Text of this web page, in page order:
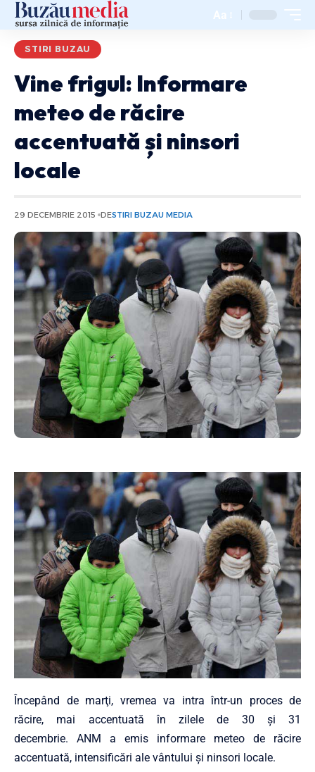
Aa
STIRI BUZAU
Vine frigul: Informare
meteo de răcire
accentuată și ninsori
locale
29 DECEMBRIE 2015 DESTIRI BUZAU MEDIA
Începând de marţi, vremea va intra într-un proces de
răcire, mai accentuată în zilele de 30 şi 31
decembrie. ANM a emis informare meteo de răcire
accentuată, intensificări ale vântului și ninsori locale.